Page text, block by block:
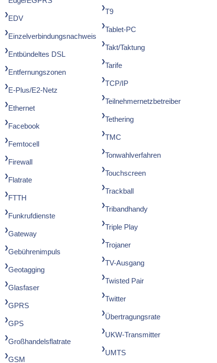
EDV
Einzelverbindungsnachweis
Entbündeltes DSL
Entfernungszonen
E-Plus/E2-Netz
Ethernet
Facebook
Femtocell
Firewall
Flatrate
FTTH
Funkrufdienste
Gateway
Gebührenimpuls
Geotagging
Glasfaser
GPRS
GPS
Großhandelsflatrate
GSM
T9
Tablet-PC
Takt/Taktung
Tarife
TCP/IP
Teilnehmernetzbetreiber
Tethering
TMC
Tonwahlverfahren
Touchscreen
Trackball
Tribandhandy
Triple Play
Trojaner
TV-Ausgang
Twisted Pair
Twitter
Übertragungsrate
UKW-Transmitter
UMTS